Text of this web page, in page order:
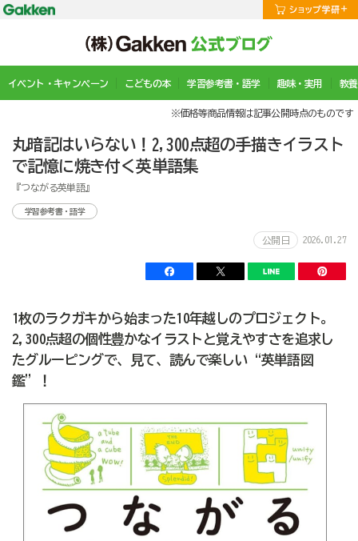
イベント・キャンペーン こどもの本 学習参考書・語学 趣味・実用 教
※価格等商品情報は記事公開時点のものです
丸暗記はいらない！2,300点超の手描きイラスト
で記憶に焼き付く英単語集
『つながる英単語』
学習参考書・語学
公開日 2026.01.27
1枚のラクガキから始まった10年越しのプロジェクト。
2,300点超の個性豊かなイラストと覚えやすさを追求し
たグルーピングで、見て、読んで楽しい“英単語図
鑑”！